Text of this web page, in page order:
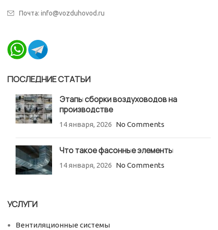
Почта: info@vozduhovod.ru
ПОСЛЕДНИЕ СТАТЬИ
Этапы сборки воздуховодов на
производстве
14 января, 2026 No Comments
Что такое фасонные элементы
14 января, 2026 No Comments
УСЛУГИ
Вентиляционные системы